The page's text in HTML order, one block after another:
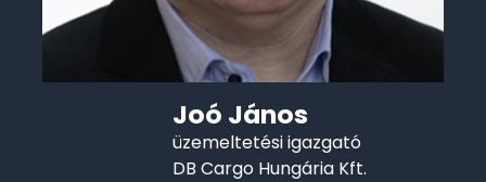
Joó János
üzemeltetési igazgató
DB Cargo Hungária Kft.